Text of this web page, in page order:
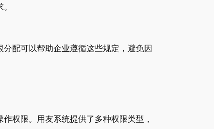
配可以帮助企业遵循这些规定，避免因
权限。用友系统提供了多种权限类型，